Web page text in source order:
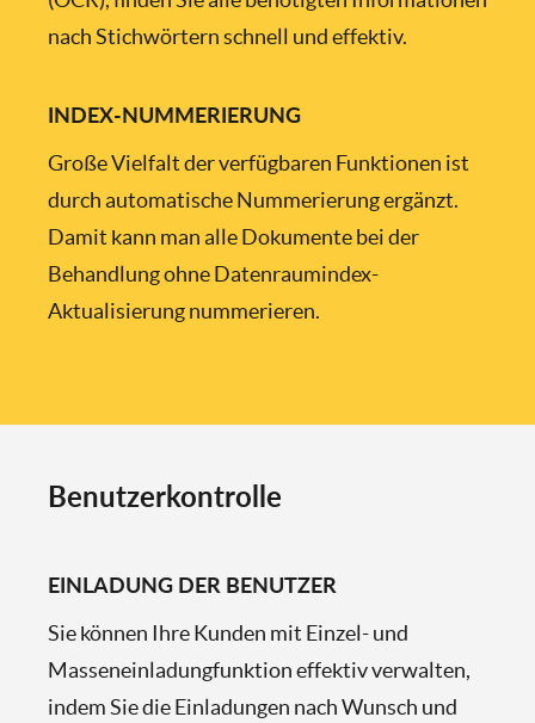
nach Stichwörtern schnell und effektiv.
INDEX-NUMMERIERUNG
Große Vielfalt der verfügbaren Funktionen ist
durch automatische Nummerierung ergänzt.
Damit kann man alle Dokumente bei der
Behandlung ohne Datenraumindex-
Aktualisierung nummerieren.
Benutzerkontrolle
EINLADUNG DER BENUTZER
Sie können Ihre Kunden mit Einzel- und
Masseneinladungfunktion effektiv verwalten,
indem Sie die Einladungen nach Wunsch und